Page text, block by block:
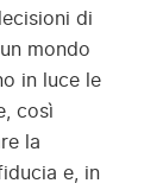
di
mondo
in luce le
, così
la
e, in